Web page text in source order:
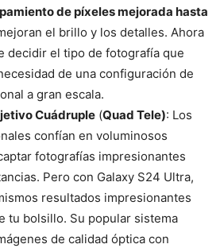
de píxeles mejorada hasta
el brillo y los detalles. Ahora
decidir el tipo de fotografía que
de una configuración de
a gran escala.
Cuádruple (Quad Tele): Los
confían en voluminosos
fotografías impresionantes
Pero con Galaxy S24 Ultra,
resultados impresionantes
tu bolsillo. Su popular sistema
de calidad óptica con